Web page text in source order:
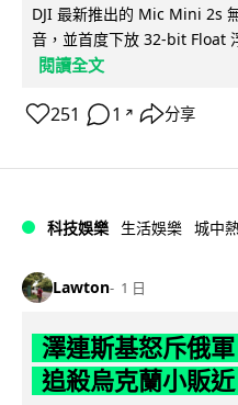
DJI 最新推出的 Mic Mini 2s
音，並首度下放 32-bit Float
閱讀全文
251 1 ↗ 分享
科技娛樂 生活娛樂 城中
Lawton 1 日
澤連斯基怒斥俄
追殺烏克蘭小販